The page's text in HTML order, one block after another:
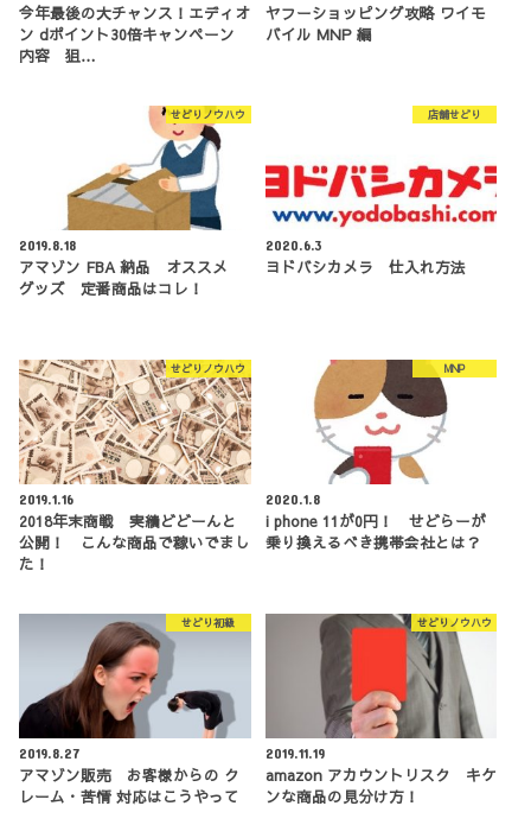
今年最後の大チャンス！エディオ
ン dポイント30倍キャンペーン
内容 狙…
ヤフーショッピング攻略 ワイモ
バイル MNP 編
せどりノウハウ
2019.8.18
アマゾン FBA 納品 オススメ
グッズ 定番商品はコレ！
店舗せどり
2020.6.3
ヨドバシカメラ 仕入れ方法
せどりノウハウ
2019.1.16
2018年末商戦 実績どどーんと
公開！ こんな商品で稼いでまし
た！
MNP
2020.1.8
i phone 11が0円！ せどらーが
乗り換えるべき携帯会社とは？
せどり初級
2019.8.27
アマゾン販売 お客様からの ク
レーム・苦情 対応はこうやって
せどりノウハウ
2019.11.19
amazon アカウントリスク キケ
ンな商品の見分け方！